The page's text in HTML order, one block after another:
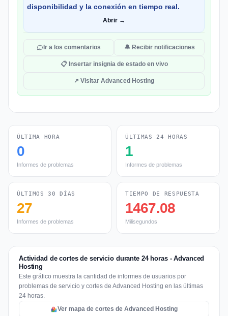
disponibilidad y la conexión en tiempo real.
Abrir →
Ir a los comentarios 🔔 Recibir notificaciones
📋 Insertar insignia de estado en vivo
↗ Visitar Advanced Hosting
ÚLTIMA HORA
0
Informes de problemas
ÚLTIMAS 24 HORAS
1
Informes de problemas
ÚLTIMOS 30 DÍAS
27
Informes de problemas
TIEMPO DE RESPUESTA
1467.08
Milisegundos
Actividad de cortes de servicio durante 24 horas - Advanced
Hosting
Este gráfico muestra la cantidad de informes de usuarios por
problemas de servicio y cortes de Advanced Hosting en las últimas
24 horas.
Ver mapa de cortes de Advanced Hosting